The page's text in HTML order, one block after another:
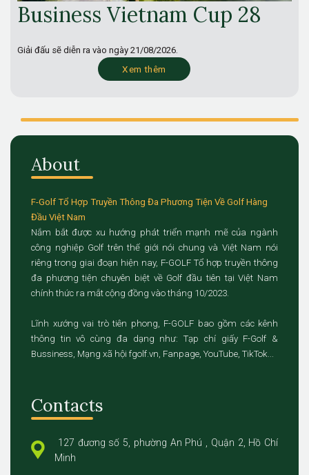
Business Vietnam Cup 28
Giải đấu sẽ diễn ra vào ngày 21/08/2026.
Xem thêm
About
F-Golf Tổ Hợp Truyền Thông Đa Phương Tiện Về Golf Hàng
Đầu Việt Nam
Nắm bắt được xu hướng phát triển mạnh mẽ của ngành
công nghiệp Golf trên thế giới nói chung và Việt Nam nói
riêng trong giai đoạn hiện nay, F-GOLF Tổ hợp truyền thông
đa phương tiện chuyên biệt về Golf đầu tiên tại Việt Nam
chính thức ra mắt cộng đồng vào tháng 10/2023.
Lĩnh xướng vai trò tiên phong, F-GOLF bao gồm các kênh
thông tin vô cùng đa dạng như: Tạp chí giấy F-Golf &
Bussiness, Mạng xã hội fgolf.vn, Fanpage, YouTube, TikTok...
Contacts
127 đương số 5, phường An Phú , Quận 2, Hồ Chí
Minh